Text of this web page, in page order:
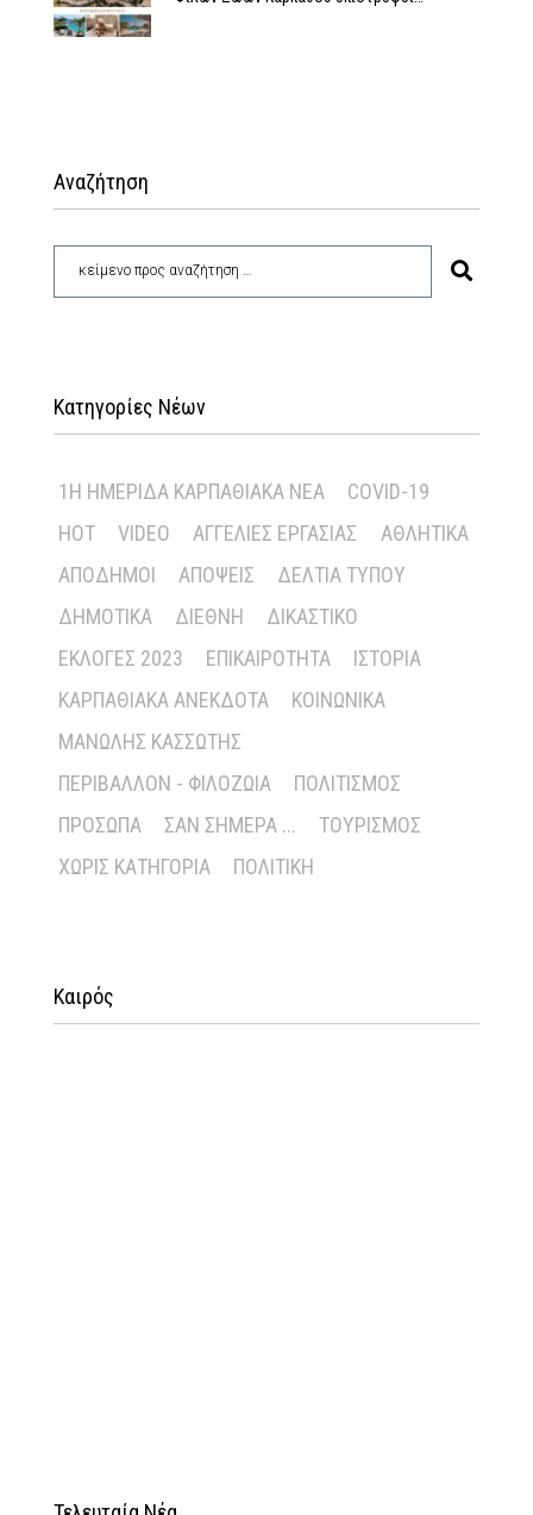
Αναζήτηση
Κατηγορίες Νέων
1Η ΗΜΕΡΊΔΑ ΚΑΡΠΑΘΙΑΚΆ ΝΈΑ
COVID-19
HOT
VIDEO ΑΓΓΕΛΊΕΣ ΕΡΓΑΣΊΑΣ
ΑΘΛΗΤΙΚΆ
ΑΠΌΔΗΜΟΙ
ΑΠΌΨΕΙΣ
ΔΕΛΤΊΑ ΤΎΠΟΥ
ΔΗΜΟΤΙΚΆ
ΔΙΕΘΝΉ
ΔΙΚΑΣΤΙΚΌ
ΕΚΛΟΓΈΣ 2023
ΕΠΙΚΑΙΡΌΤΗΤΑ
ΙΣΤΟΡΊΑ
ΚΑΡΠΑΘΙΑΚΆ ΑΝΈΚΔΟΤΑ
ΚΟΙΝΩΝΙΚΆ
ΜΑΝΏΛΗΣ ΚΑΣΣΏΤΗΣ
ΠΕΡΙΒΆΛΛΟΝ - ΦΙΛΟΖΩΊΑ
ΠΟΛΙΤΙΣΜΌΣ
ΠΡΌΣΩΠΑ
ΣΑΝ ΣΉΜΕΡΑ ...
ΤΟΥΡΙΣΜΌΣ
ΧΩΡΊΣ ΚΑΤΗΓΟΡΊΑ
ΠΟΛΙΤΙΚΉ
Καιρός